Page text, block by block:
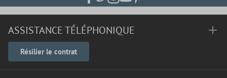
ASSISTANCE TÉLÉPHONIQUE
Résilier le contrat